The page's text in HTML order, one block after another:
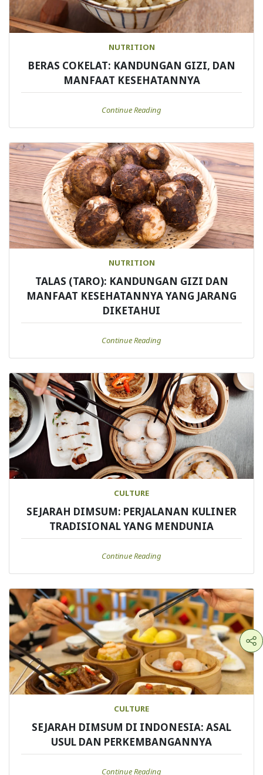
NUTRITION
BERAS COKELAT: KANDUNGAN GIZI, DAN
MANFAAT KESEHATANNYA
Continue Reading
NUTRITION
TALAS (TARO): KANDUNGAN GIZI DAN
MANFAAT KESEHATANNYA YANG JARANG
DIKETAHUI
Continue Reading
CULTURE
SEJARAH DIMSUM: PERJALANAN KULINER
TRADISIONAL YANG MENDUNIA
Continue Reading
CULTURE
SEJARAH DIMSUM DI INDONESIA: ASAL
USUL DAN PERKEMBANGANNYA
Continue Reading